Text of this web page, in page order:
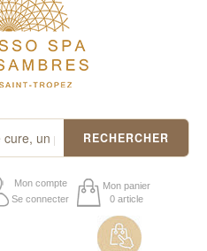
RECHERCHER
Mon compte
Se connecter
Mon panier
0 article